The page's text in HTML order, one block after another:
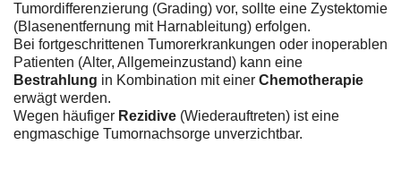
Tumordifferenzierung (Grading) vor, sollte eine Zystektomie
(Blasenentfernung mit Harnableitung) erfolgen.
Bei fortgeschrittenen Tumorerkrankungen oder inoperablen
Patienten (Alter, Allgemeinzustand) kann eine
Bestrahlung in Kombination mit einer Chemotherapie
erwägt werden.
Wegen häufiger Rezidive (Wiederauftreten) ist eine
engmaschige Tumornachsorge unverzichtbar.